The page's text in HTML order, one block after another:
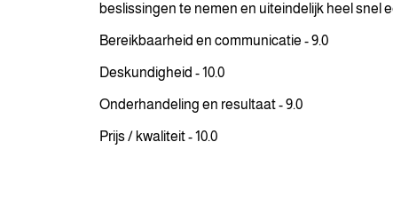
beslissingen te nemen en uiteindelijk heel snel
Bereikbaarheid en communicatie - 9.0
Deskundigheid - 10.0
Onderhandeling en resultaat - 9.0
Prijs / kwaliteit - 10.0